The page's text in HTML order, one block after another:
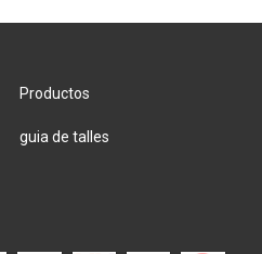
Productos
guia de talles